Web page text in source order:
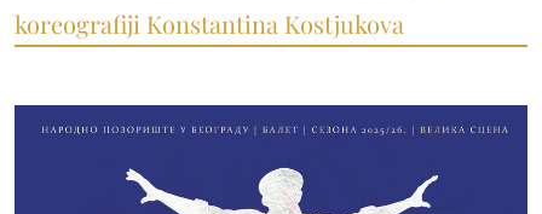
koreografiji Konstantina Kostjukova